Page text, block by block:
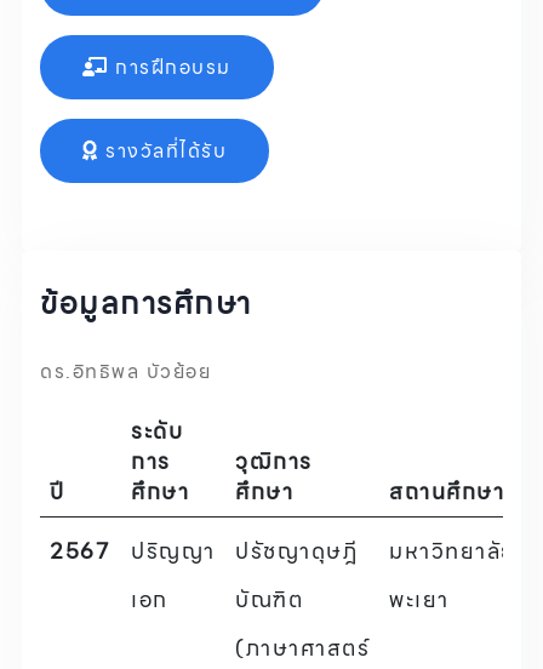
การฝึกอบรม
รางวัลที่ได้รับ
ข้อมูลการศึกษา
ดร.อิทธิพล บัวย้อย
ปี
ระดับ
การ
ศึกษา
วุฒิการ
ศึกษา
สถานศึกษา
2567
ปริญญา
เอก
ปรัชญาดุษฎี
บัณฑิต
(ภาษาศาสตร์
มหาวิทยาลัย
พะเยา